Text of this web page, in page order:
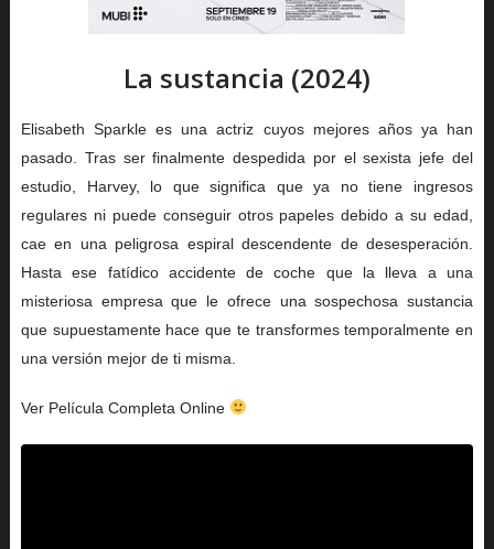
La sustancia (2024)
Elisabeth Sparkle es una actriz cuyos mejores años ya han
pasado. Tras ser finalmente despedida por el sexista jefe del
estudio, Harvey, lo que significa que ya no tiene ingresos
regulares ni puede conseguir otros papeles debido a su edad,
cae en una peligrosa espiral descendente de desesperación.
Hasta ese fatídico accidente de coche que la lleva a una
misteriosa empresa que le ofrece una sospechosa sustancia
que supuestamente hace que te transformes temporalmente en
una versión mejor de ti misma.
Ver Película Completa Online